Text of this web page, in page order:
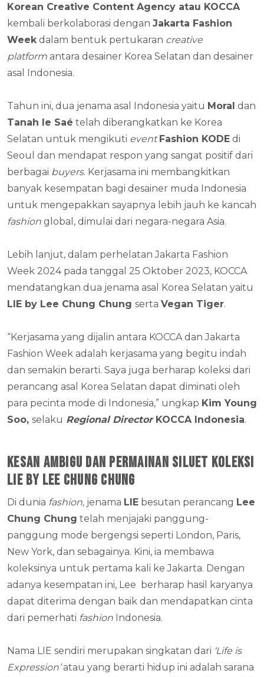
Korean Creative Content Agency atau KOCCA
kembali berkolaborasi dengan Jakarta Fashion
Week dalam bentuk pertukaran creative
platform antara desainer Korea Selatan dan desainer
asal Indonesia.
Tahun ini, dua jenama asal Indonesia yaitu Moral dan
Tanah le Saé telah diberangkatkan ke Korea
Selatan untuk mengikuti event Fashion KODE di
Seoul dan mendapat respon yang sangat positif dari
berbagai buyers. Kerjasama ini membangkitkan
banyak kesempatan bagi desainer muda Indonesia
untuk mengepakkan sayapnya lebih jauh ke kancah
fashion global, dimulai dari negara-negara Asia.
Lebih lanjut, dalam perhelatan Jakarta Fashion
Week 2024 pada tanggal 25 Oktober 2023, KOCCA
mendatangkan dua jenama asal Korea Selatan yaitu
LIE by Lee Chung Chung serta Vegan Tiger.
“Kerjasama yang dijalin antara KOCCA dan Jakarta
Fashion Week adalah kerjasama yang begitu indah
dan semakin berarti. Saya juga berharap koleksi dari
perancang asal Korea Selatan dapat diminati oleh
para pecinta mode di Indonesia,” ungkap Kim Young
Soo, selaku Regional Director KOCCA Indonesia.
Kesan Ambigu dan Permainan Siluet Koleksi
LIE by Lee Chung Chung
Di dunia fashion, jenama LIE besutan perancang Lee
Chung Chung telah menjajaki panggung-
panggung mode bergengsi seperti London, Paris,
New York, dan sebagainya. Kini, ia membawa
koleksinya untuk pertama kali ke Jakarta. Dengan
adanya kesempatan ini, Lee berharap hasil karyanya
dapat diterima dengan baik dan mendapatkan cinta
dari pemerhati fashion Indonesia.
Nama LIE sendiri merupakan singkatan dari ‘Life is
Expression’atau yang berarti hidup ini adalah sarana